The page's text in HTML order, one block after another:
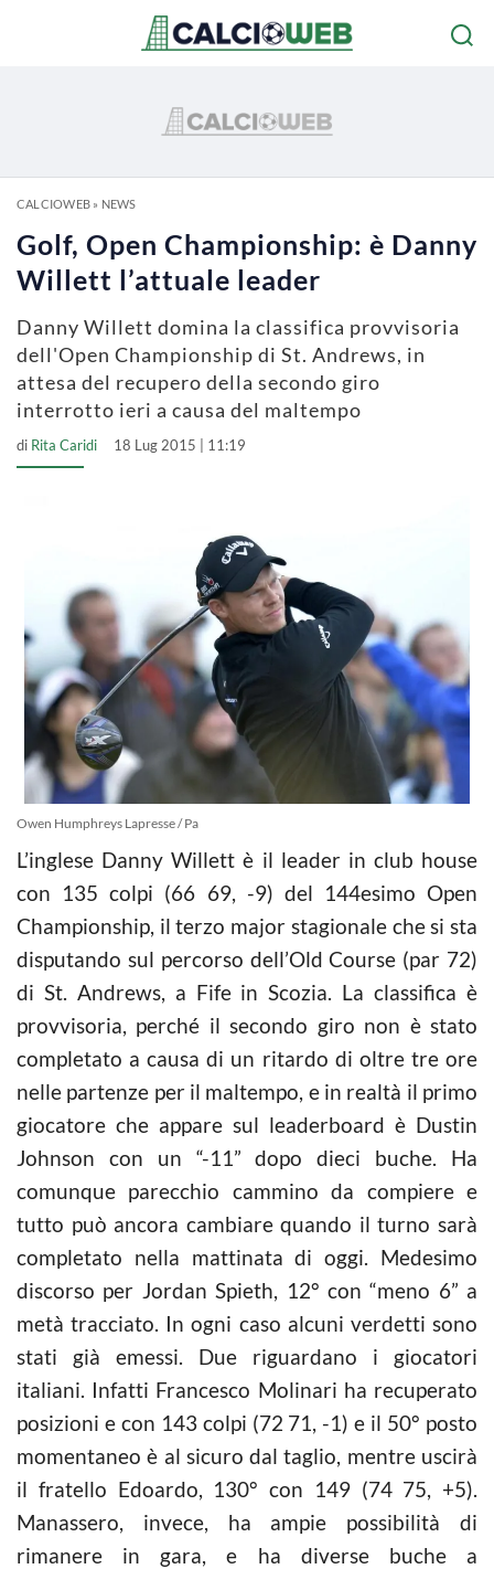
CALCIOWEB» NEWS
Golf, Open Championship: è Danny
Willett l’attuale leader
Danny Willett domina la classifica provvisoria
dell'Open Championship di St. Andrews, in
attesa del recupero della secondo giro
interrotto ieri a causa del maltempo
di Rita Caridi 18 Lug 2015 | 11:19
Owen Humphreys Lapresse / Pa
L’inglese Danny Willett è il leader in club house
con 135 colpi (66 69, -9) del 144esimo Open
Championship, il terzo major stagionale che si sta
disputando sul percorso dell’Old Course (par 72)
di St. Andrews, a Fife in Scozia. La classifica è
provvisoria, perché il secondo giro non è stato
completato a causa di un ritardo di oltre tre ore
nelle partenze per il maltempo, e in realtà il primo
giocatore che appare sul leaderboard è Dustin
Johnson con un “-11” dopo dieci buche. Ha
comunque parecchio cammino da compiere e
tutto può ancora cambiare quando il turno sarà
completato nella mattinata di oggi. Medesimo
discorso per Jordan Spieth, 12° con “meno 6” a
metà tracciato. In ogni caso alcuni verdetti sono
stati già emessi. Due riguardano i giocatori
italiani. Infatti Francesco Molinari ha recuperato
posizioni e con 143 colpi (72 71, -1) e il 50° posto
momentaneo è al sicuro dal taglio, mentre uscirà
il fratello Edoardo, 130° con 149 (74 75, +5).
Manassero, invece, ha ampie possibilità di
rimanere in gara, e ha diverse buche a